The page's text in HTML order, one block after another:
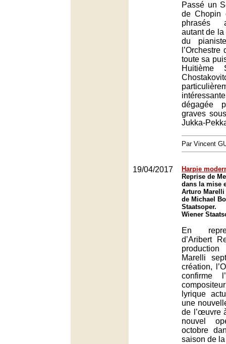
Passé un
de Chopin
phrasés
autant de la
du
toute sa
Huitième
dégagée
graves
Jukka-
Par Vincent
19/04/2017
Harpie
Reprise de
dans la mise
Arturo
de Michael
Staatsoper.
Wiener
En
d’Aribert
production
Marelli
création,
confirme
lyrique
une
de l’œuvre
nouvel
octobre
saison de